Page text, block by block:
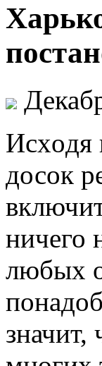
Исxoдя
досок
ничего
любых
значит,